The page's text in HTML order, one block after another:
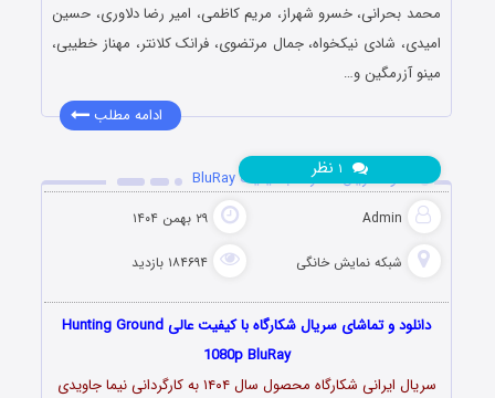
محمد بحرانی، خسرو شهراز، مریم کاظمی، امیر رضا دلاوری، حسین
امیدی، شادی نیکخواه، جمال مرتضوی، فرانک کلانتر، مهناز خطیبی،
مینو آزرمگین و…
ادامه مطلب
دانلود سریال شکارگاه با کیفیت BluRay
Admin ۲۹ بهمن ۱۴۰۴
شبکه نمایش خانگی ۱۸۴۶۹۴ بازدید
نظر
دانلود و تماشای سریال شکارگاه با کیفیت عالی Hunting Ground
1080p BluRay
سریال ایرانی شکارگاه محصول سال ۱۴۰۴ به کارگردانی نیما جاویدی